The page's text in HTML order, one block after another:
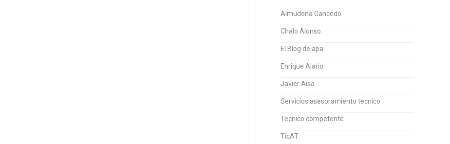
Almudena Gancedo
Chalo Alonso
El Blog de apa
Enrique Alario
Javier Aisa
Servicios asesoramiento tecnico
Tecnico competente
TicAT